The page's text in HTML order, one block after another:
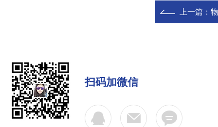
上一篇：
扫码加微信